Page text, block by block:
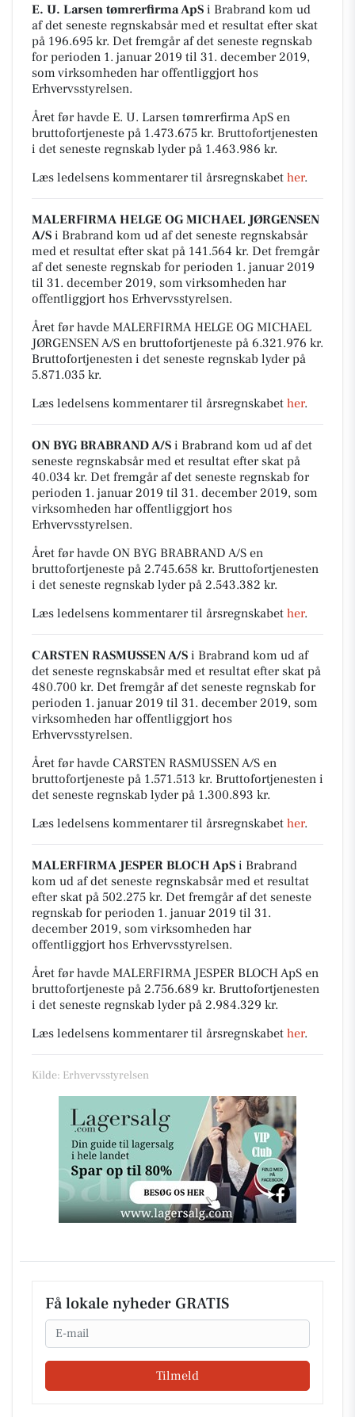
E. U. Larsen tømrerfirma ApS i Brabrand kom ud
af det seneste regnskabsår med et resultat efter skat
på 196.695 kr. Det fremgår af det seneste regnskab
for perioden 1. januar 2019 til 31. december 2019,
som virksomheden har offentliggjort hos
Erhvervsstyrelsen.
Året før havde E. U. Larsen tømrerfirma ApS en
bruttofortjeneste på 1.473.675 kr. Bruttofortjenesten
i det seneste regnskab lyder på 1.463.986 kr.
Læs ledelsens kommentarer til årsregnskabet her.
MALERFIRMA HELGE OG MICHAEL JØRGENSEN
A/S i Brabrand kom ud af det seneste regnskabsår
med et resultat efter skat på 141.564 kr. Det fremgår
af det seneste regnskab for perioden 1. januar 2019
til 31. december 2019, som virksomheden har
offentliggjort hos Erhvervsstyrelsen.
Året før havde MALERFIRMA HELGE OG MICHAEL
JØRGENSEN A/S en bruttofortjeneste på 6.321.976 kr.
Bruttofortjenesten i det seneste regnskab lyder på
5.871.035 kr.
Læs ledelsens kommentarer til årsregnskabet her.
ON BYG BRABRAND A/S i Brabrand kom ud af det
seneste regnskabsår med et resultat efter skat på
40.034 kr. Det fremgår af det seneste regnskab for
perioden 1. januar 2019 til 31. december 2019, som
virksomheden har offentliggjort hos
Erhvervsstyrelsen.
Året før havde ON BYG BRABRAND A/S en
bruttofortjeneste på 2.745.658 kr. Bruttofortjenesten
i det seneste regnskab lyder på 2.543.382 kr.
Læs ledelsens kommentarer til årsregnskabet her.
CARSTEN RASMUSSEN A/S i Brabrand kom ud af
det seneste regnskabsår med et resultat efter skat på
480.700 kr. Det fremgår af det seneste regnskab for
perioden 1. januar 2019 til 31. december 2019, som
virksomheden har offentliggjort hos
Erhvervsstyrelsen.
Året før havde CARSTEN RASMUSSEN A/S en
bruttofortjeneste på 1.571.513 kr. Bruttofortjenesten i
det seneste regnskab lyder på 1.300.893 kr.
Læs ledelsens kommentarer til årsregnskabet her.
MALERFIRMA JESPER BLOCH ApS i Brabrand
kom ud af det seneste regnskabsår med et resultat
efter skat på 502.275 kr. Det fremgår af det seneste
regnskab for perioden 1. januar 2019 til 31.
december 2019, som virksomheden har
offentliggjort hos Erhvervsstyrelsen.
Året før havde MALERFIRMA JESPER BLOCH ApS en
bruttofortjeneste på 2.756.689 kr. Bruttofortjenesten
i det seneste regnskab lyder på 2.984.329 kr.
Læs ledelsens kommentarer til årsregnskabet her.
Kilde: Erhvervsstyrelsen
Få lokale nyheder GRATIS
Email
Tilmeld